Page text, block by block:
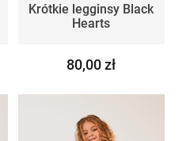
Krótkie legginsy Black
Hearts
80,00 zł